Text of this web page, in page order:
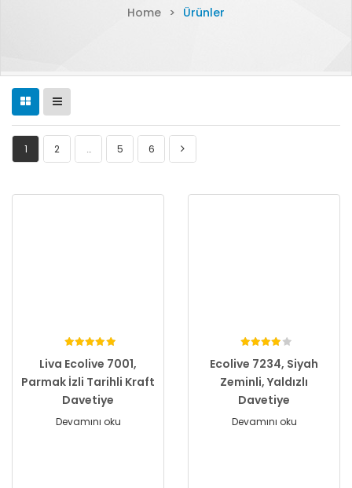
Home > Ürünler
1 2 … 5 6
Liva Ecolive 7001,
Parmak İzli Tarihli Kraft
Davetiye
Devamını oku
Ecolive 7234, Siyah
Zeminli, Yaldızlı
Davetiye
Devamını oku